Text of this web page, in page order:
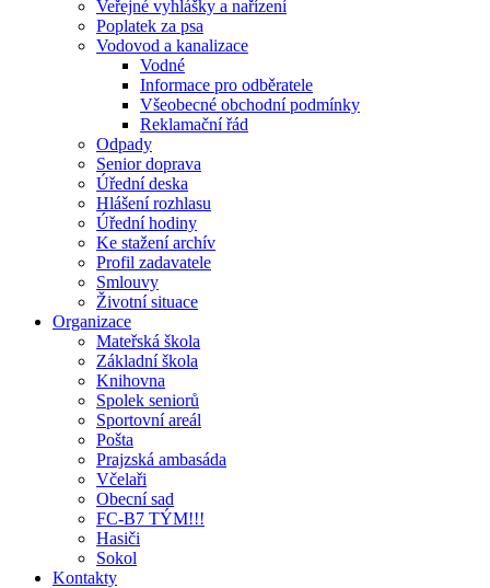
Veřejné vyhlášky a nařízení
Poplatek za psa
Vodovod a kanalizace
Vodné
Informace pro odběratele
Všeobecné obchodní podmínky
Reklamační řád
Odpady
Senior doprava
Úřední deska
Hlášení rozhlasu
Úřední hodiny
Ke stažení archív
Profil zadavatele
Smlouvy
Životní situace
Organizace
Mateřská škola
Základní škola
Knihovna
Spolek seniorů
Sportovní areál
Pošta
Prajzská ambasáda
Včelaři
Obecní sad
FC-B7 TÝM!!!
Hasiči
Sokol
Kontakty